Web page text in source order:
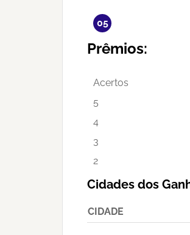
05
Prêmios:
Acertos
5
4
3
2
Cidades dos
CIDADE